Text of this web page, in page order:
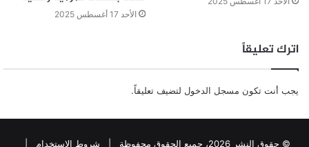
الأحد 17 أغسطس 2025
اترك تعليقاً
يجب أنت تكون مسجل الدخول لتضيف تعليقاً.
© حقوق النشر 2026، جميع الحقوق محفوظة | شروط الإستخدام